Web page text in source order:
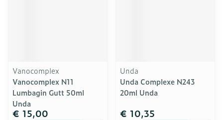
Vanocomplex
Vanocomplex N11
Lumbagin Gutt 50ml
Unda
€ 15,00
Unda
Unda Complexe N243
20ml Unda
€ 10,35